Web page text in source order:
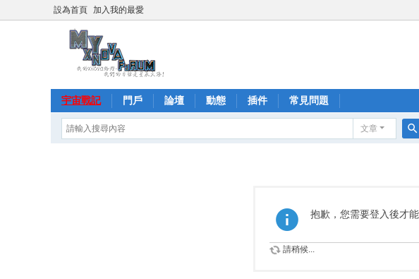
設為首頁 加入我的最愛
宇宙戰記 門戶 論壇 動態 插件 常見問題
文章
抱歉，您需要登入後才
請稍候...